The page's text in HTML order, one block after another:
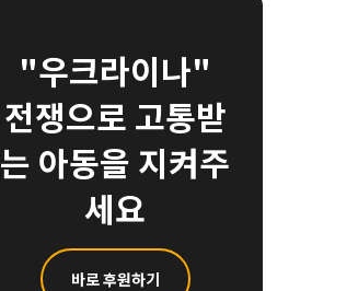
"우크라이나"
전쟁으로 고통받
는 아동을 지켜주
세요
바로 후원하기